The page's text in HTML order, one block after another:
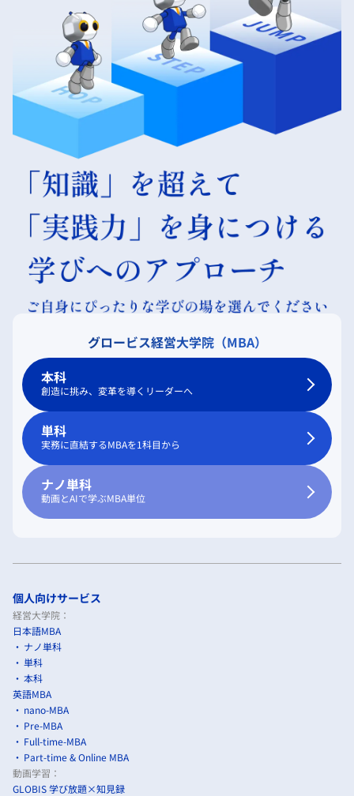
グロービス経営大学院（MBA）
本科
創造に挑み、変革を導くリーダーへ
単科
実務に直結するMBAを1科目から
ナノ単科
動画とAIで学ぶMBA単位
個人向けサービス
経営大学院：
日本語MBA
ナノ単科
単科
本科
英語MBA
nano-MBA
Pre-MBA
Full-time-MBA
Part-time & Online MBA
動画学習：
GLOBIS 学び放題×知見録